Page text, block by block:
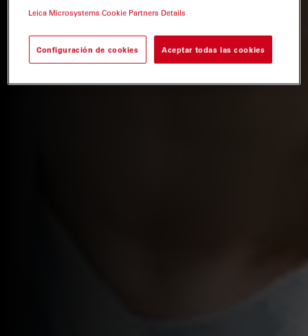
Leica Microsystems Cookie Partners Details
Configuración de cookies Aceptar todas las cookies